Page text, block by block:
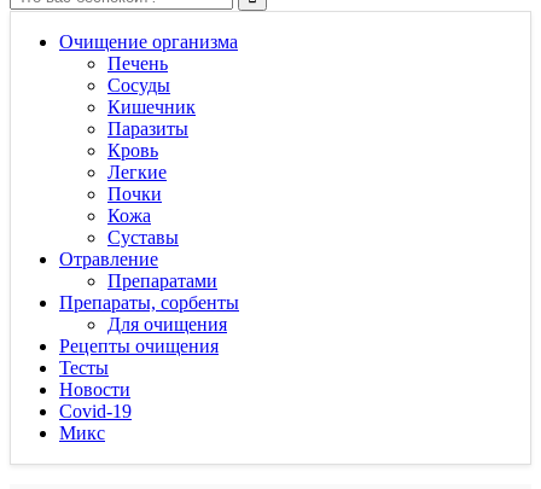
Очищение организма
Печень
Сосуды
Кишечник
Паразиты
Кровь
Легкие
Почки
Кожа
Суставы
Отравление
Препаратами
Препараты, сорбенты
Для очищения
Рецепты очищения
Тесты
Новости
Covid-19
Микс